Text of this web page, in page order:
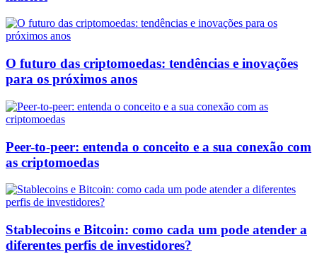
O futuro das criptomoedas: tendências e inovações
para os próximos anos
Peer-to-peer: entenda o conceito e a sua conexão com
as criptomoedas
Stablecoins e Bitcoin: como cada um pode atender a
diferentes perfis de investidores?